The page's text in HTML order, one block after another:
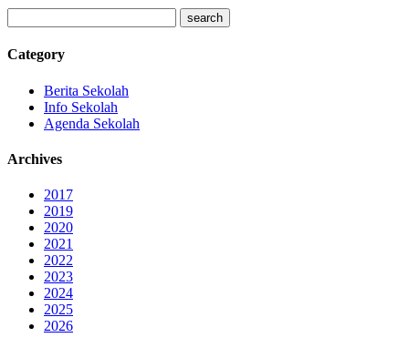
Category
Berita Sekolah
Info Sekolah
Agenda Sekolah
Archives
2017
2019
2020
2021
2022
2023
2024
2025
2026